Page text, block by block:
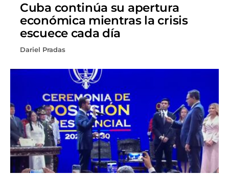
Cuba continúa su apertura
económica mientras la crisis
escuece cada día
Dariel Pradas